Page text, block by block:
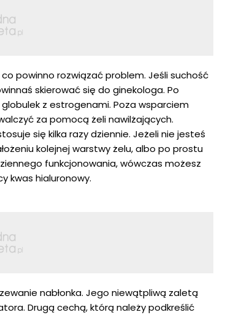
powinno rozwiązać problem. Jeśli suchość
skierować się do ginekologa. Po
z estrogenami. Poza wsparciem
za pomocą żeli nawilżających.
się kilka razy dziennie. Jeżeli nie jesteś
kolejnej warstwy żelu, albo po prostu
funkcjonowania, wówczas możesz
kwas hialuronowy.
nabłonka. Jego niewątpliwą zaletą
Drugą cechą, którą należy podkreślić